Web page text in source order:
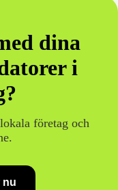
dina
i
?
företag och
nu